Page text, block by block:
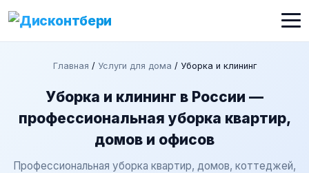
Главная / Услуги для дома / Уборка и клининг
Уборка и клининг в России —
профессиональная уборка квартир,
домов и офисов
Профессиональная уборка квартир, домов, коттеджей,